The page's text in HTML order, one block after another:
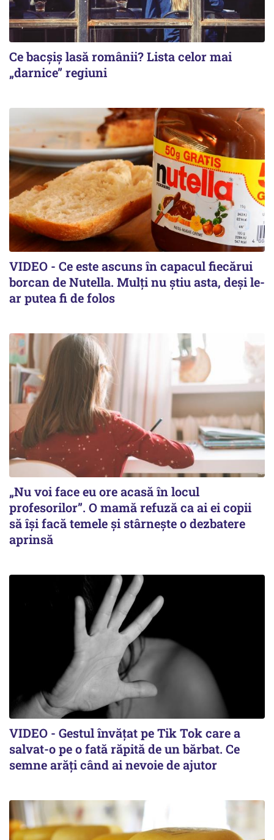
Ce bacșiș lasă românii? Lista celor mai
„darnice” regiuni
VIDEO - Ce este ascuns în capacul fiecărui
borcan de Nutella. Mulți nu știu asta, deși le-
ar putea fi de folos
„Nu voi face eu ore acasă în locul
profesorilor”. O mamă refuză ca ai ei copii
să își facă temele și stârnește o dezbatere
aprinsă
VIDEO - Gestul învățat pe Tik Tok care a
salvat-o pe o fată răpită de un bărbat. Ce
semne arăți când ai nevoie de ajutor